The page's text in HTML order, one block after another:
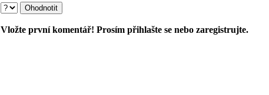
Vložte první komentář! Prosím přihlašte se nebo zaregistrujte.